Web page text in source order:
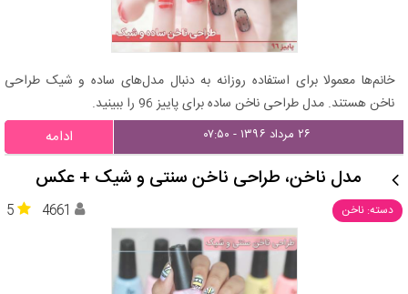
خانم‌ها معمولا برای استفاده روزانه به دنبال مدل‌های ساده و شیک طراحی
ناخن هستند. مدل طراحی ناخن ساده برای پاییز 96 را ببینید.
۲۶ مرداد ۱۳۹۶ - ۰۷:۵۰ ادامه
مدل ناخن، طراحی ناخن سنتی و شیک + عکس
دسته: ناخن 5 4661